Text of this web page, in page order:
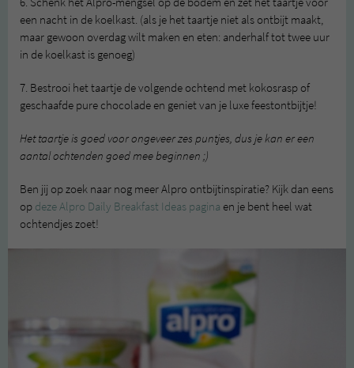
een nacht in de koelkast. (als je het taartje niet als ontbijt maakt,
maar gewoon overdag wilt maken en eten: anderhalf tot twee uur
in de koelkast is genoeg)
7. Bestrooi het taartje de volgende ochtend met kokosrasp of
geschaafde pure chocolade en geniet van je luxe feestontbijtje!
Het taartje is goed voor ongeveer zes puntjes, dus je kan er een
aantal ochtenden goed mee beginnen ;)
Ben jij op zoek naar nog meer Alpro ontbijtinspiratie? Kijk dan eens
op deze Alpro Daily Breakfast Ideas pagina en je bent heel wat
ochtendjes zoet!